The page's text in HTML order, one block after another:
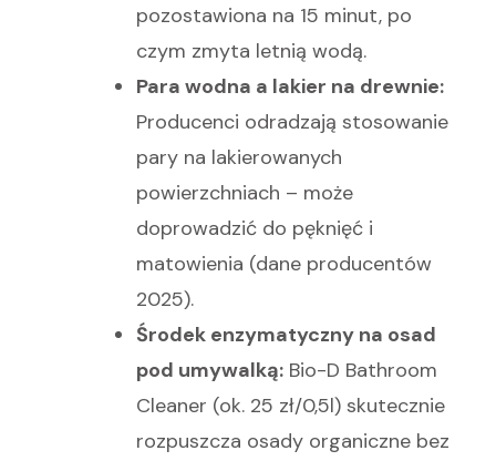
pozostawiona na 15 minut, po
czym zmyta letnią wodą.
Para wodna a lakier na drewnie:
Producenci odradzają stosowanie
pary na lakierowanych
powierzchniach – może
doprowadzić do pęknięć i
matowienia (dane producentów
2025).
Środek enzymatyczny na osad
pod umywalką: Bio-D Bathroom
Cleaner (ok. 25 zł/0,5l) skutecznie
rozpuszcza osady organiczne bez